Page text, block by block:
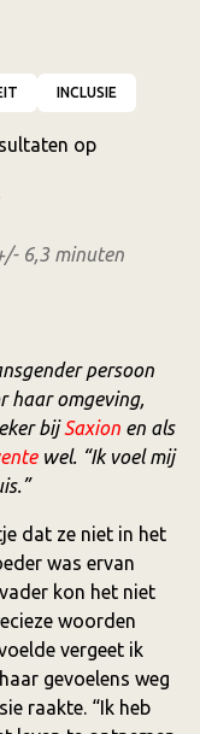
INCLUSIE
op
6,3 minuten
persoon
haar omgeving,
bijSaxion en als
wel. “Ik voel mij
dat ze niet in het
was ervan
kon het niet
woorden
vergeet ik
gevoelens weg
raakte. “Ik heb